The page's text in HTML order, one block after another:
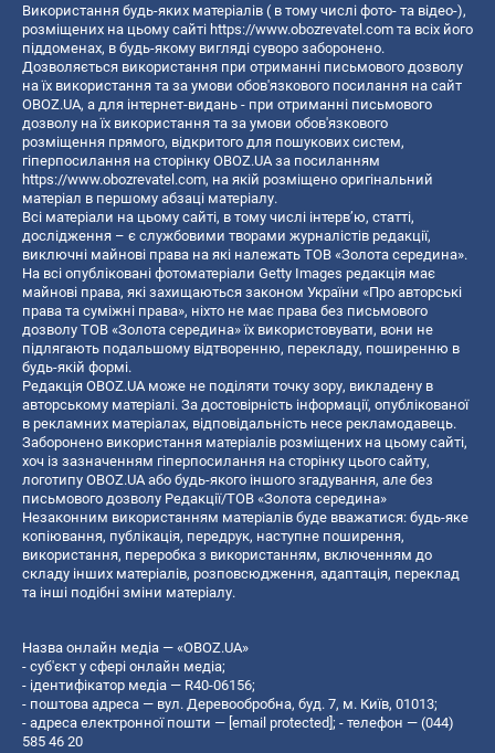
Використання будь-яких матеріалів ( в тому числі фото- та відео-),
розміщених на цьому сайті https://www.obozrevatel.com та всіх його
піддоменах, в будь-якому вигляді суворо заборонено.
Дозволяється використання при отриманні письмового дозволу
на їх використання та за умови обов'язкового посилання на сайт
OBOZ.UA, а для інтернет-видань - при отриманні письмового
дозволу на їх використання та за умови обов'язкового
розміщення прямого, відкритого для пошукових систем,
гіперпосилання на сторінку OBOZ.UA за посиланням
https://www.obozrevatel.com, на якій розміщено оригінальний
матеріал в першому абзаці матеріалу.
Всі матеріали на цьому сайті, в тому числі інтерв’ю, статті,
дослідження – є службовими творами журналістів редакції,
виключні майнові права на які належать ТОВ «Золота середина».
На всі опубліковані фотоматеріали Getty Images редакція має
майнові права, які захищаються законом України «Про авторські
права та суміжні права», ніхто не має права без письмового
дозволу ТОВ «Золота середина» їх використовувати, вони не
підлягають подальшому відтворенню, перекладу, поширенню в
будь-якій формі.
Редакція OBOZ.UA може не поділяти точку зору, викладену в
авторському матеріалі. За достовірність інформації, опублікованої
в рекламних матеріалах, відповідальність несе рекламодавець.
Заборонено використання матеріалів розміщених на цьому сайті,
хоч із зазначенням гіперпосилання на сторінку цього сайту,
логотипу OBOZ.UA або будь-якого іншого згадування, але без
письмового дозволу Редакції/ТОВ «Золота середина»
Незаконним використанням матеріалів буде вважатися: будь-яке
копiювання, публiкацiя, передрук, наступне поширення,
використання, переробка з використанням, включенням до
складу інших матеріалів, розповсюдження, адаптація, переклад
та інші подібні зміни матеріалу.
Назва онлайн медіа — «OBOZ.UA»
- суб'єкт у сфері онлайн медіа;
- ідентифікатор медіа — R40-06156;
- поштова адреса — вул. Деревообробна, буд. 7, м. Київ, 01013;
- адреса електронної пошти — [email protected]; - телефон — (044)
585 46 20